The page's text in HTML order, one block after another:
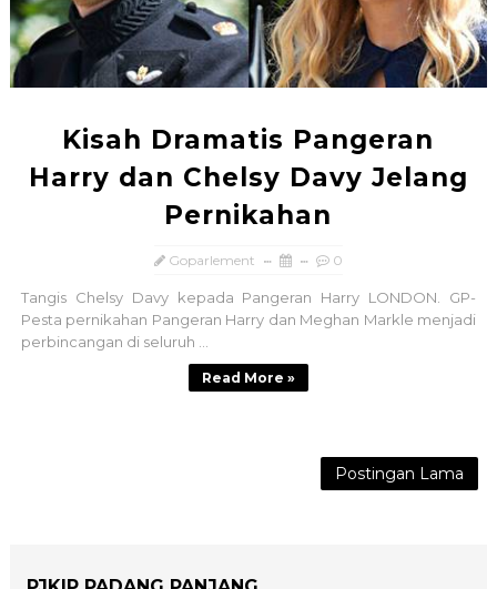
Kisah Dramatis Pangeran
Harry dan Chelsy Davy Jelang
Pernikahan
Goparlement 0
Tangis Chelsy Davy kepada Pangeran Harry LONDON. GP-
Pesta pernikahan Pangeran Harry dan Meghan Markle menjadi
perbincangan di seluruh ...
Read More »
Postingan Lama